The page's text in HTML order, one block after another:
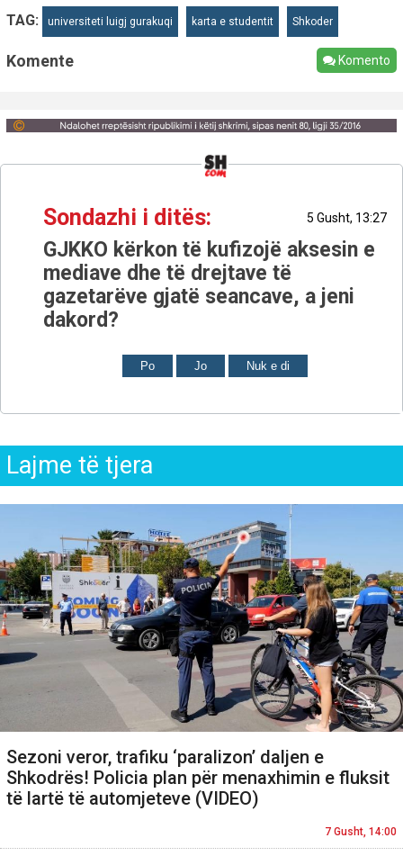
TAG:
universiteti luigj gurakuqi karta e studentit Shkoder
Komente Komento
Sondazhi i ditës: 5 Gusht, 13:27
GJKKO kërkon të kufizojë aksesin e
mediave dhe të drejtave të
gazetarëve gjatë seancave, a jeni
dakord?
Po Jo Nuk e di
Lajme të tjera
Sezoni veror, trafiku ‘paralizon’ daljen e
Shkodrës! Policia plan për menaxhimin e fluksit
të lartë të automjeteve (VIDEO)
7 Gusht, 14:00